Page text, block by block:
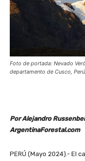
Foto de portada: Nevado
departamento de Cusco,
Por Alejandro
ArgentinaForestal.com
PERÚ (Mayo 2024).- El